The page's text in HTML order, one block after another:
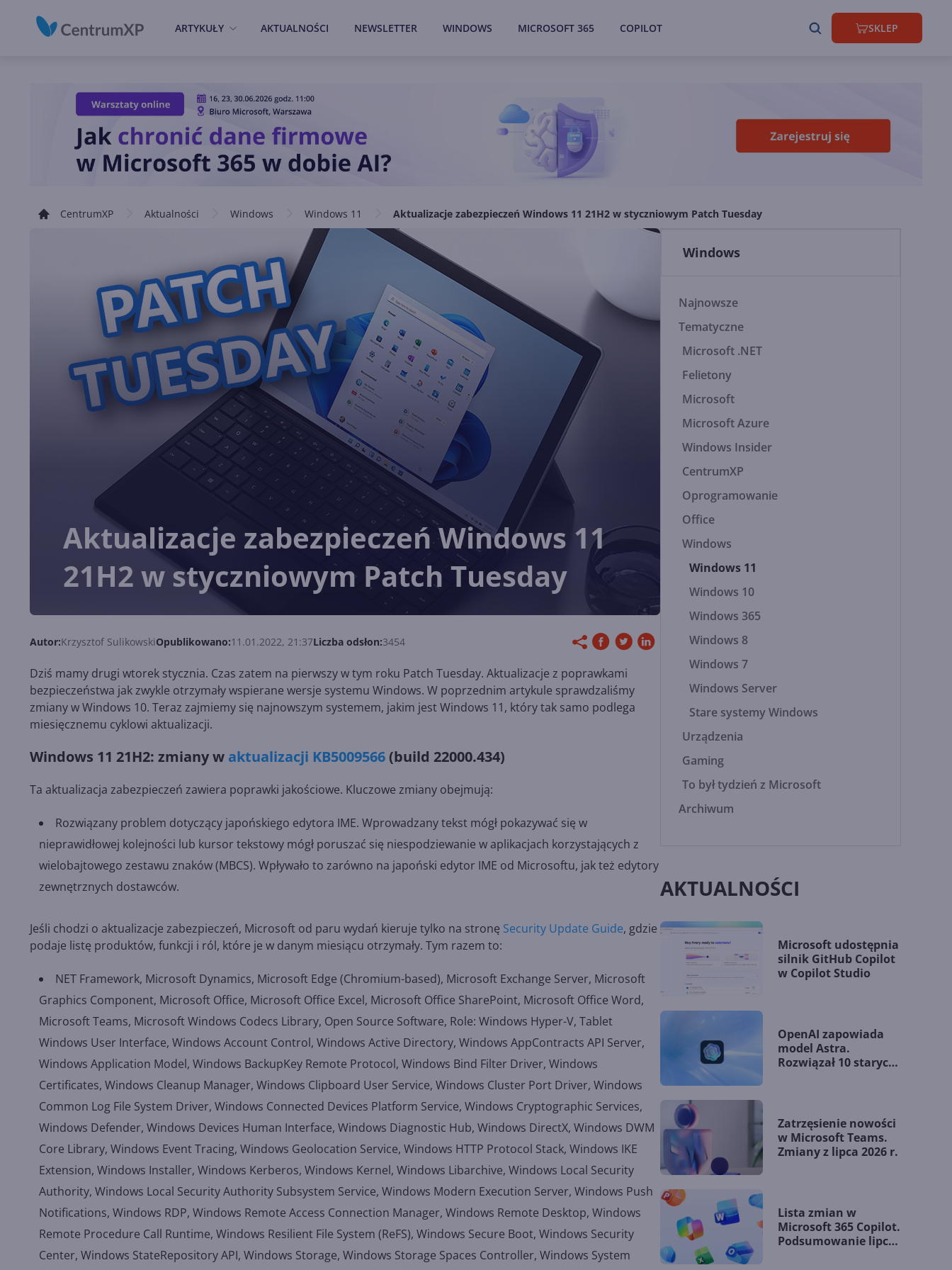
ARTYKUŁY AKTUALNOŚCI NEWSLETTER WINDOWS MICROSOFT 365 COPILOT SKLEP
CentrumXP Aktualności Windows Windows 11 Aktualizacje zabezpieczeń Windows 11 21H2 w styczniowym Patch Tuesday
Aktualizacje zabezpieczeń Windows 11
21H2 w styczniowym Patch Tuesday
Autor:Krzysztof SulikowskiOpublikowano:11.01.2022, 21:37Liczba odsłon:3454
Dziś mamy drugi wtorek stycznia. Czas zatem na pierwszy w tym roku Patch Tuesday. Aktualizacje z poprawkami
bezpieczeństwa jak zwykle otrzymały wspierane wersje systemu Windows. W poprzednim artykule sprawdzaliśmy
zmiany w Windows 10. Teraz zajmiemy się najnowszym systemem, jakim jest Windows 11, który tak samo podlega
miesięcznemu cyklowi aktualizacji.
Windows 11 21H2: zmiany w aktualizacji KB5009566 (build 22000.434)
Ta aktualizacja zabezpieczeń zawiera poprawki jakościowe. Kluczowe zmiany obejmują:
Rozwiązany problem dotyczący japońskiego edytora IME. Wprowadzany tekst mógł pokazywać się w
nieprawidłowej kolejności lub kursor tekstowy mógł poruszać się niespodziewanie w aplikacjach korzystających z
wielobajtowego zestawu znaków (MBCS). Wpływało to zarówno na japoński edytor IME od Microsoftu, jak też edytory
zewnętrznych dostawców.
Jeśli chodzi o aktualizacje zabezpieczeń, Microsoft od paru wydań kieruje tylko na stronę Security Update Guide, gdzie
podaje listę produktów, funkcji i ról, które je w danym miesiącu otrzymały. Tym razem to:
NET Framework, Microsoft Dynamics, Microsoft Edge (Chromium-based), Microsoft Exchange Server, Microsoft
Graphics Component, Microsoft Office, Microsoft Office Excel, Microsoft Office SharePoint, Microsoft Office Word,
Microsoft Teams, Microsoft Windows Codecs Library, Open Source Software, Role: Windows Hyper-V, Tablet
Windows User Interface, Windows Account Control, Windows Active Directory, Windows AppContracts API Server,
Windows Application Model, Windows BackupKey Remote Protocol, Windows Bind Filter Driver, Windows
Certificates, Windows Cleanup Manager, Windows Clipboard User Service, Windows Cluster Port Driver, Windows
Common Log File System Driver, Windows Connected Devices Platform Service, Windows Cryptographic Services,
Windows Defender, Windows Devices Human Interface, Windows Diagnostic Hub, Windows DirectX, Windows DWM
Core Library, Windows Event Tracing, Windows Geolocation Service, Windows HTTP Protocol Stack, Windows IKE
Extension, Windows Installer, Windows Kerberos, Windows Kernel, Windows Libarchive, Windows Local Security
Authority, Windows Local Security Authority Subsystem Service, Windows Modern Execution Server, Windows Push
Notifications, Windows RDP, Windows Remote Access Connection Manager, Windows Remote Desktop, Windows
Remote Procedure Call Runtime, Windows Resilient File System (ReFS), Windows Secure Boot, Windows Security
Center, Windows StateRepository API, Windows Storage, Windows Storage Spaces Controller, Windows System
Windows
Najnowsze
Tematyczne
Microsoft .NET
Felietony
Microsoft
Microsoft Azure
Windows Insider
CentrumXP
Oprogramowanie
Office
Windows
Windows 11
Windows 10
Windows 365
Windows 8
Windows 7
Windows Server
Stare systemy Windows
Urządzenia
Gaming
To był tydzień z Microsoft
Archiwum
AKTUALNOŚCI
Microsoft udostępnia
silnik GitHub Copilot
w Copilot Studio
OpenAI zapowiada
model Astra.
Rozwiązał 10 starych
Zatrzęsienie nowości
w Microsoft Teams.
Zmiany z lipca 2026 r.
Lista zmian w
Microsoft 365 Copilot.
Podsumowanie lipca